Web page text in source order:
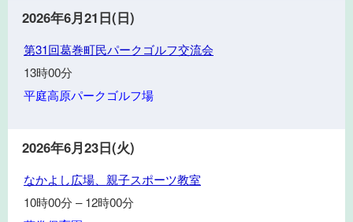
年
健
全
育
ミ
サ
カ
ー
大
2026年6月21日(日)
第
回
葛
町
民
パ
ー
第31回葛巻町民パークゴルフ交流会
13時00分
平庭高原パークゴルフ場
2026年6月23日(火)
な
よ
なかよし広場、親子スポーツ教室
10時00分 – 12時00分